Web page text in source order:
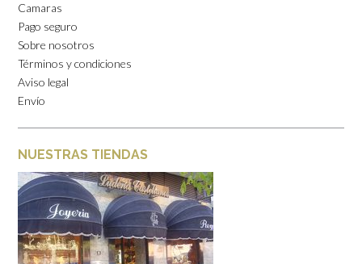
Camaras
Pago seguro
Sobre nosotros
Términos y condiciones
Aviso legal
Envío
NUESTRAS TIENDAS